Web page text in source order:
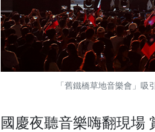
「舊鐵橋草地音樂會」
國慶夜聽音樂嗨翻現場